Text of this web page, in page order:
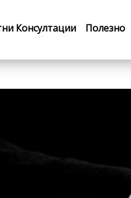
Консултации Полезно